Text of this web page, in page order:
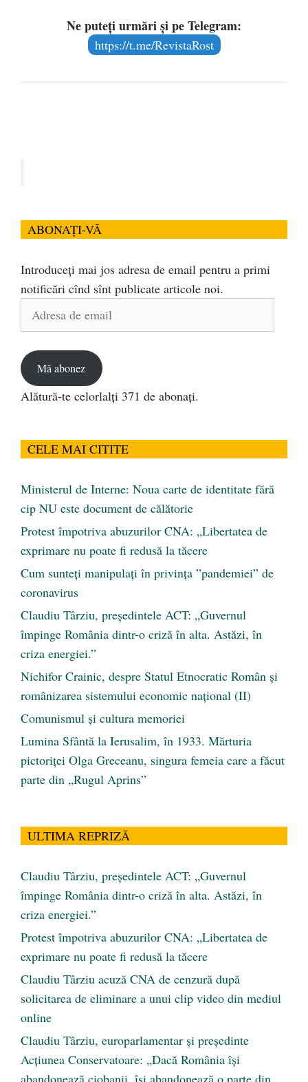
Ne puteți urmări și pe Telegram:
https://t.me/RevistaRost
ABONAȚI-VĂ
Introduceți mai jos adresa de email pentru a primi
notificări cînd sînt publicate articole noi.
Adresa
Mă abonez
Alătură-te celorlalți 371 de abonați.
CELE MAI CITITE
Ministerul de Interne: Noua carte de identitate fără
cip NU este document de călătorie
Protest împotriva abuzurilor CNA: „Libertatea de
exprimare nu poate fi redusă la tăcere
Cum sunteți manipulați în privința ”pandemiei” de
coronavirus
Claudiu Târziu, președintele ACT: „Guvernul
împinge România dintr-o criză în alta. Astăzi, în
criza energiei.”
Nichifor Crainic, despre Statul Etnocratic Român şi
românizarea sistemului economic naţional (II)
Comunismul şi cultura memoriei
Lumina Sfântă la Ierusalim, în 1933. Mărturia
pictoriței Olga Greceanu, singura femeia care a făcut
parte din „Rugul Aprins”
ULTIMA REPRIZĂ
Claudiu Târziu, președintele ACT: „Guvernul
împinge România dintr-o criză în alta. Astăzi, în
criza energiei.”
Protest împotriva abuzurilor CNA: „Libertatea de
exprimare nu poate fi redusă la tăcere
Claudiu Târziu acuză CNA de cenzură după
solicitarea de eliminare a unui clip video din mediul
online
Claudiu Târziu, europarlamentar și președinte
Acțiunea Conservatoare: „Dacă România își
abandonează ciobanii, își abandonează o parte din